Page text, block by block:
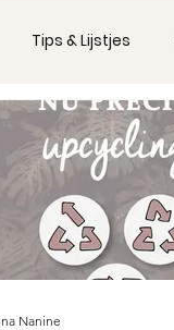
Tips & Lijstjes
Ray Interieur
Nanine